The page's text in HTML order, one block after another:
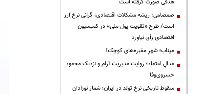
هدفی صورت گرفته است
صمصامی: ریشه مشکلات اقتصادی، گرانی نرخ ارز
است/ طرح «تقویت پول ملی» در کمیسیون
اقتصادی رأی نیاورد
میناب؛ شهرِ مقبره‌های کوچک!
مدالِ اعتماد؛ روایت مدیریت آرام و نزدیک محمود
خسروی‌وفا
سقوط تاریخی نرخ تولد در ایران؛ شمار نوزادان